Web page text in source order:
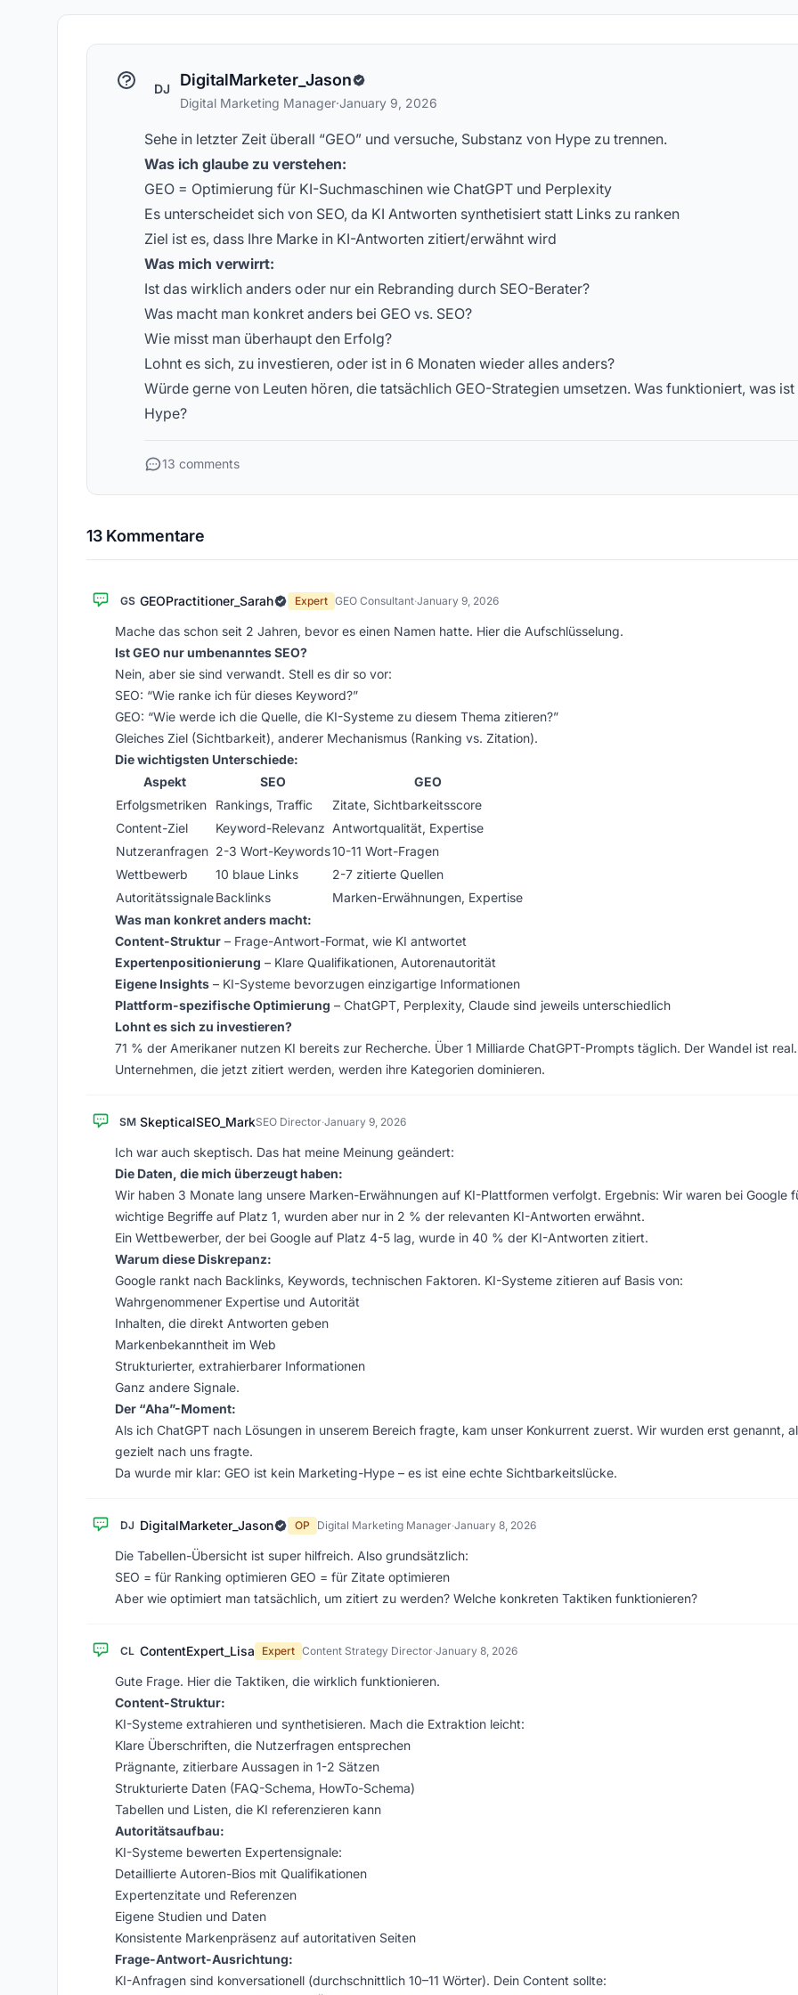
Konzepte zur KI-Sichtbarkeit
gestellte Fragen
DJ DigitalMarketer_Jason
Digital Marketing Manager·January 9, 2026
Sehe in letzter Zeit überall “GEO” und versuche, Substanz von Hype zu trennen.
Was ich glaube zu verstehen:
GEO = Optimierung für KI-Suchmaschinen wie ChatGPT und Perplexity
Es unterscheidet sich von SEO, da KI Antworten synthetisiert statt Links zu ranken
Ziel ist es, dass Ihre Marke in KI-Antworten zitiert/erwähnt wird
Was mich verwirrt:
Ist das wirklich anders oder nur ein Rebranding durch SEO-Berater?
Was macht man konkret anders bei GEO vs. SEO?
Wie misst man überhaupt den Erfolg?
Lohnt es sich, zu investieren, oder ist in 6 Monaten wieder alles anders?
Würde gerne von Leuten hören, die tatsächlich GEO-Strategien umsetzen. Was funktioniert, was ist
Hype?
13 comments
13 Kommentare
GS GEOPractitioner_Sarah Expert GEO Consultant·January 9, 2026
Mache das schon seit 2 Jahren, bevor es einen Namen hatte. Hier die Aufschlüsselung.
Ist GEO nur umbenanntes SEO?
Nein, aber sie sind verwandt. Stell es dir so vor:
SEO: “Wie ranke ich für dieses Keyword?”
GEO: “Wie werde ich die Quelle, die KI-Systeme zu diesem Thema zitieren?”
Gleiches Ziel (Sichtbarkeit), anderer Mechanismus (Ranking vs. Zitation).
Die wichtigsten Unterschiede:
Aspekt
SEO
GEO
Erfolgsmetriken
Rankings, Traffic
Zitate, Sichtbarkeitsscore
Content-Ziel
Keyword-Relevanz Antwortqualität, Expertise
Nutzeranfragen 2-3 Wort-Keywords10-11 Wort-Fragen
Wettbewerb
10 blaue Links
2-7 zitierte Quellen
AutoritätssignaleBacklinks
Marken-Erwähnungen, Expertise
Was man konkret anders macht:
Content-Struktur – Frage-Antwort-Format, wie KI antwortet
Expertenpositionierung – Klare Qualifikationen, Autorenautorität
Eigene Insights – KI-Systeme bevorzugen einzigartige Informationen
Plattform-spezifische Optimierung – ChatGPT, Perplexity, Claude sind jeweils unterschiedlich
Lohnt es sich zu investieren?
71 % der Amerikaner nutzen KI bereits zur Recherche. Über 1 Milliarde ChatGPT-Prompts täglich. Der Wandel ist
Unternehmen, die jetzt zitiert werden, werden ihre Kategorien dominieren.
SM SkepticalSEO_MarkSEO Director·January 9, 2026
Ich war auch skeptisch. Das hat meine Meinung geändert:
Die Daten, die mich überzeugt haben:
Wir haben 3 Monate lang unsere Marken-Erwähnungen auf KI-Plattformen verfolgt. Ergebnis: Wir waren bei Google
wichtige Begriffe auf Platz 1, wurden aber nur in 2 % der relevanten KI-Antworten erwähnt.
Ein Wettbewerber, der bei Google auf Platz 4-5 lag, wurde in 40 % der KI-Antworten zitiert.
Warum diese Diskrepanz:
Google rankt nach Backlinks, Keywords, technischen Faktoren. KI-Systeme zitieren auf Basis von:
Wahrgenommener Expertise und Autorität
Inhalten, die direkt Antworten geben
Markenbekanntheit im Web
Strukturierter, extrahierbarer Informationen
Ganz andere Signale.
Der “Aha”-Moment:
Als ich ChatGPT nach Lösungen in unserem Bereich fragte, kam unser Konkurrent zuerst. Wir wurden erst genannt,
gezielt nach uns fragte.
Da wurde mir klar: GEO ist kein Marketing-Hype – es ist eine echte Sichtbarkeitslücke.
DJ DigitalMarketer_Jason OP Digital Marketing Manager·January 8, 2026
Die Tabellen-Übersicht ist super hilfreich. Also grundsätzlich:
SEO = für Ranking optimieren GEO = für Zitate optimieren
Aber wie optimiert man tatsächlich, um zitiert zu werden? Welche konkreten Taktiken funktionieren?
CL ContentExpert_Lisa Expert Content Strategy Director·January 8, 2026
Gute Frage. Hier die Taktiken, die wirklich funktionieren.
Content-Struktur:
KI-Systeme extrahieren und synthetisieren. Mach die Extraktion leicht:
Klare Überschriften, die Nutzerfragen entsprechen
Prägnante, zitierbare Aussagen in 1-2 Sätzen
Strukturierte Daten (FAQ-Schema, HowTo-Schema)
Tabellen und Listen, die KI referenzieren kann
Autoritätsaufbau:
KI-Systeme bewerten Expertensignale:
Detaillierte Autoren-Bios mit Qualifikationen
Expertenzitate und Referenzen
Eigene Studien und Daten
Konsistente Markenpräsenz auf autoritativen Seiten
Frage-Antwort-Ausrichtung:
KI-Anfragen sind konversationell (durchschnittlich 10–11 Wörter). Dein Content sollte: